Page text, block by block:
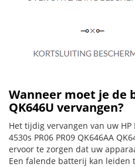
Wanneer moet je de
QK646U vervangen?
Het tijdig vervangen van uw HP
4530s PR06 PR09 QK646AA
ervoor te zorgen dat uw
Een falende batterij kan leiden